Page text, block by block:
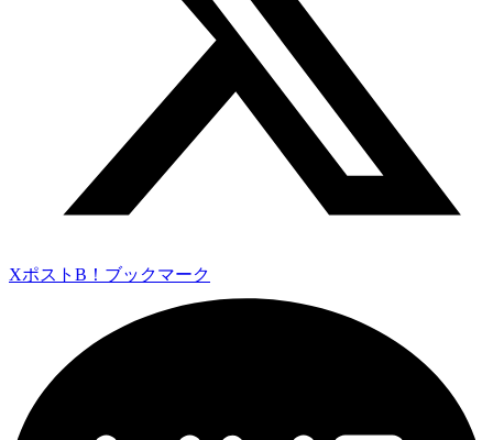
Xポスト B！ブックマーク